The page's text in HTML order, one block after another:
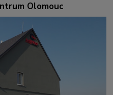
Olomouc